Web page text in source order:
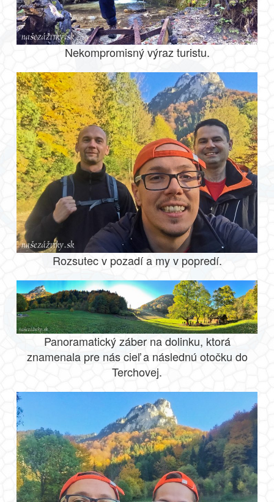
Nekompromisný výraz turistu.
Rozsutec v pozadí a my v popredí.
Panoramatický záber na dolinku, ktorá
znamenala pre nás cieľ a následnú otočku do
Terchovej.